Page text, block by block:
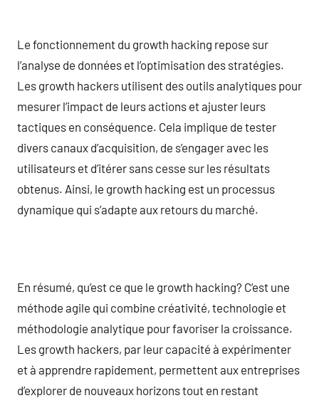
Le fonctionnement du growth hacking repose sur
l’analyse de données et l’optimisation des stratégies.
Les growth hackers utilisent des outils analytiques pour
mesurer l’impact de leurs actions et ajuster leurs
tactiques en conséquence. Cela implique de tester
divers canaux d’acquisition, de s’engager avec les
utilisateurs et d’itérer sans cesse sur les résultats
obtenus. Ainsi, le growth hacking est un processus
dynamique qui s’adapte aux retours du marché.
En résumé, qu’est ce que le growth hacking? C’est une
méthode agile qui combine créativité, technologie et
méthodologie analytique pour favoriser la croissance.
Les growth hackers, par leur capacité à expérimenter
et à apprendre rapidement, permettent aux entreprises
d’explorer de nouveaux horizons tout en restant